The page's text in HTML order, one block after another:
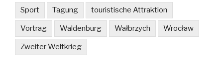
Sport Tagung touristische Attraktion
Vortrag Waldenburg Wałbrzych Wrocław
Zweiter Weltkrieg